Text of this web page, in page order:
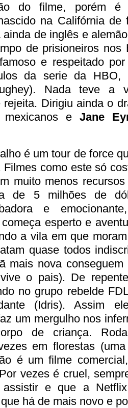
do filme, porém é
na Califórnia de
de inglês e
de prisioneiros nos
e respeitado
da serie da HBO,
Nada teve a
rejeita. Dirigiu ainda o
mexicanos e Jane
é um tour de force
Filmes como este só
muito menos
de 5 milhões de
e
esperto e
a vila em que
quase todos
mais nova conseguem
o pais). De
no grupo rebelde
(Idris). Assim
um mergulho nos
de criança.
em florestas
é um filme
vezes é cruel,
assistir e que a
há de mais novo e